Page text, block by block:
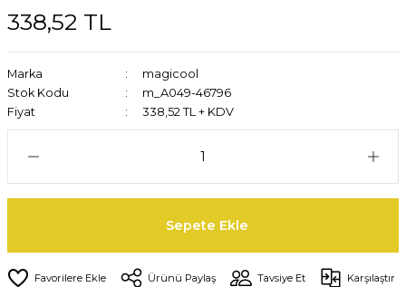
338,52 TL
Marka
magicool
Stok Kodu
m_A049-46796
Fiyat
338,52 TL + KDV
Sepete Ekle
Ürünü Paylaş Tavsiye Et Karşılaştır